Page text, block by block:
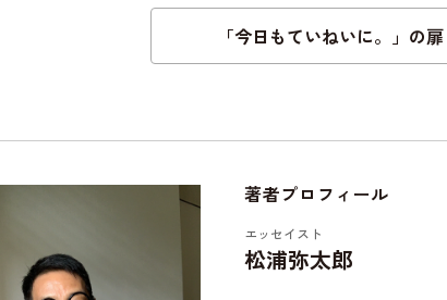
「今日もていねいに。」の扉
著者プロフィール
エッセイスト
松浦弥太郎